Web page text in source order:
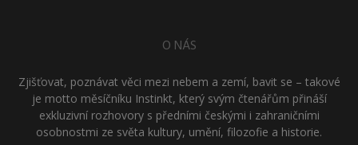
O NÁS
Zjišťovat, poznávat věci mezi nebem a zemí, bavit se – takové
je motto měsíčníku Instinkt, který svým čtenářům přináší
exkluzivní rozhovory s předními českými i zahraničními
osobnostmi ze světa kultury, umění, filozofie a historie.